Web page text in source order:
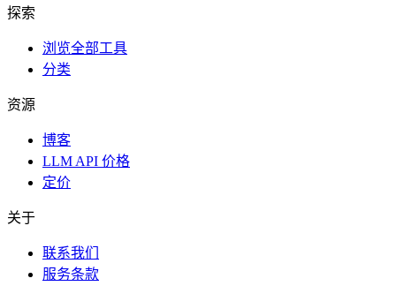
探索
浏览全部工具
分类
资源
博客
LLM API 价格
定价
关于
联系我们
服务条款